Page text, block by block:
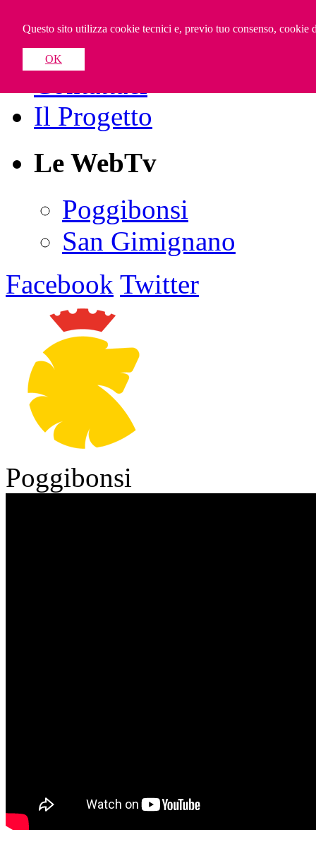
Valdelsa WebTV
Il Progetto
Le WebTv
Poggibonsi
San Gimignano
Facebook Twitter
Poggibonsi
Questo sito utilizza cookie tecnici e, previo tuo consenso, cookie
OK